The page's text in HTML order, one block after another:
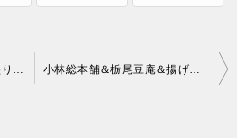
波止場食堂(国頭村)【デカ盛り】沖縄本島北部の大繁盛メガ盛り食堂で沖縄風かつ丼 小林総本舗＆栃尾豆庵＆揚げ処さとう(長岡市)【揚げたて】栃尾のあぶらげを3件食べ比べ